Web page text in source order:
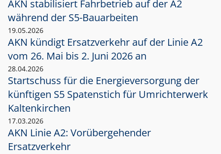
AKN stabilisiert Fahrbetrieb auf der A2
während der S5-Bauarbeiten
19.05.2026
AKN kündigt Ersatzverkehr auf der Linie A2
vom 26. Mai bis 2. Juni 2026 an
28.04.2026
Startschuss für die Energieversorgung der
künftigen S5 Spatenstich für Umrichterwerk
Kaltenkirchen
17.03.2026
AKN Linie A2: Vorübergehender
Ersatzverkehr